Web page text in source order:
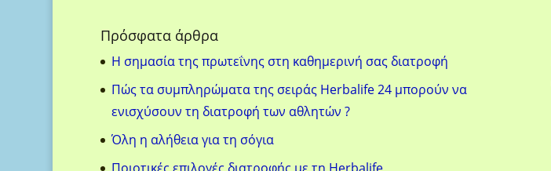
Πρόσφατα άρθρα
H σημασία της πρωτεΐνης στη καθημερινή σας διατροφή
Πώς τα συμπληρώματα της σειράς Herbalife 24 μπορούν να
ενισχύσουν τη διατροφή των αθλητών ?
Όλη η αλήθεια για τη σόγια